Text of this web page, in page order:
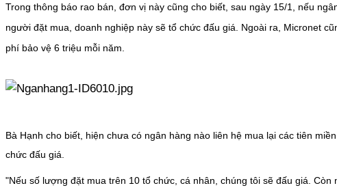
Trong thông báo rao bán, đơn vị này cũng cho biết, sau ngày 15/1, nếu
người đặt mua, doanh nghiệp này sẽ tổ chức đấu giá. Ngoài ra, Micronet
phí bảo vệ 6 triệu mỗi năm.
Bà Hạnh cho biết, hiện chưa có ngân hàng nào liên hệ mua lại các tiên
chức đấu giá.
"Nếu số lượng đặt mua trên 10 tổ chức, cá nhân, chúng tôi sẽ đấu giá.